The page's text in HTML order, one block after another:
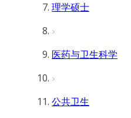
理学硕士
医药与卫生科学
公共卫生